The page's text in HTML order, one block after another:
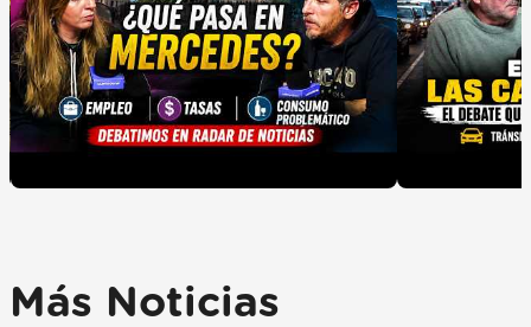
Más Noticias